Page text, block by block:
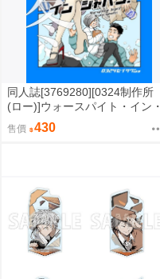
同人誌[3769280][0324制作所
(ロー)]ウォースパイト・イン・
ジャパン冬 (艦隊收藏)
售價 430